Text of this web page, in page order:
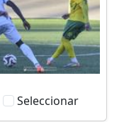
Seleccionar